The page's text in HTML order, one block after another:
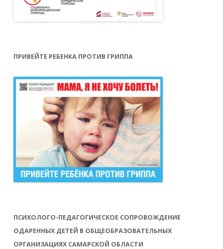
ПРИВЕЙТЕ РЕБЕНКА ПРОТИВ ГРИППА
ПСИХОЛОГО-ПЕДАГОГИЧЕСКОЕ СОПРОВОЖДЕНИЕ
ОДАРЕННЫХ ДЕТЕЙ В ОБЩЕОБРАЗОВАТЕЛЬНЫХ
ОРГАНИЗАЦИЯХ САМАРСКОЙ ОБЛАСТИ